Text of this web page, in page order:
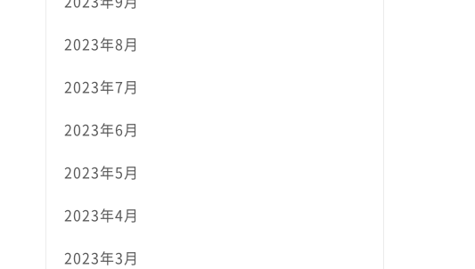
2023年8月
2023年7月
2023年6月
2023年5月
2023年4月
2023年3月